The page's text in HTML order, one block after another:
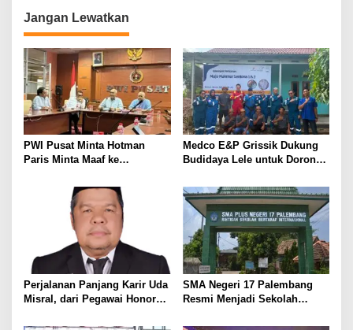
g
a
s
i
p
o
s
Jangan Lewatkan
PWI Pusat Minta Hotman
Paris Minta Maaf ke
Pers Harus Dihormati
Medco E&P Grissik Dukung
Budidaya Lele untuk Dorong
Masyarakat
Perjalanan Panjang Karir Uda
Misral, dari Pegawai Honorer
Karir Jabatan Struktural
SMA Negeri 17 Palembang
Resmi Menjadi Sekolah